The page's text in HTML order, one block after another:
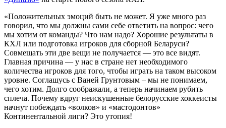
«Положительных эмоций быть не может. Я уже много раз
говорил, что мы должны сами себе ответить на вопрос: чего
мы хотим от команды? Что нам надо? Хорошие результаты в
КХЛ или подготовка игроков для сборной Беларуси?
Совмещать эти две вещи не получается — это все видят.
Главная причина — у нас в стране нет необходимого
количества игроков для того, чтобы играть на таком высоком
уровне. Соглашусь с Ваней Грунтовым – мы не понимаем,
чего хотим. Долго соображали, а теперь начинаем рубить
сплеча. Почему вдруг неискушенные белорусские хоккеисты
начнут побеждать «волков» и «мастодонтов»
Континентальной лиги? Это утопия!